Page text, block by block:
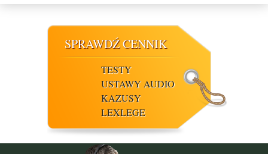
SPRAWDŹ CENNIK
TESTY
USTAWY AUDIO
KAZUSY
LEXLEGE